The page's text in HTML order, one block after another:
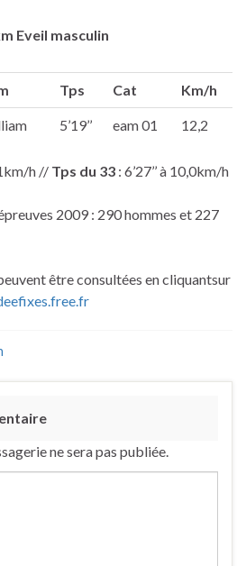
Eveil masculin
Tps Cat Km/h
5’19’’ eam 01 12,2
h // Tps du 33 : 6’27’’ à 10,0km/h
2009 : 290 hommes et 227
être consultées en cliquantsur
ne sera pas publiée.